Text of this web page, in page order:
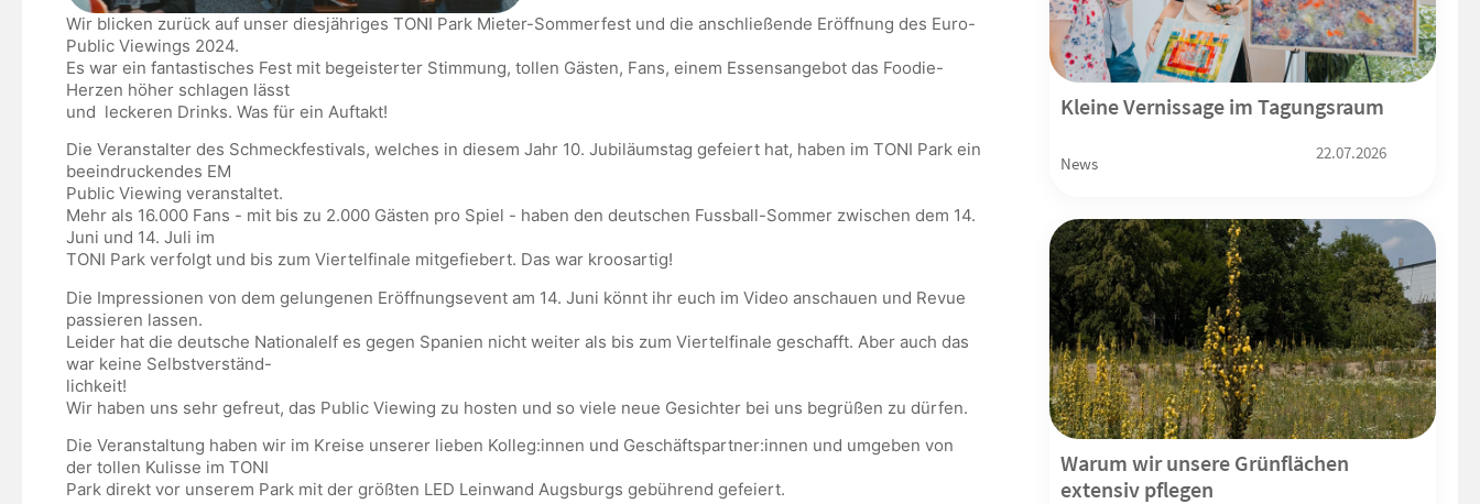
Wir blicken zurück auf unser diesjähriges TONI Park Mieter-Sommerfest und die anschließende Eröffnung des Euro-
Public Viewings 2024.
Es war ein fantastisches Fest mit begeisterter Stimmung, tollen Gästen, Fans, einem Essensangebot das Foodie-
Herzen höher schlagen lässt
und leckeren Drinks. Was für ein Auftakt!
Die Veranstalter des Schmeckfestivals, welches in diesem Jahr 10. Jubiläumstag gefeiert hat, haben im TONI Park ein
beeindruckendes EM
Public Viewing veranstaltet.
Mehr als 16.000 Fans - mit bis zu 2.000 Gästen pro Spiel - haben den deutschen Fussball-Sommer zwischen dem 14.
Juni und 14. Juli im
TONI Park verfolgt und bis zum Viertelfinale mitgefiebert. Das war kroosartig!
Die Impressionen von dem gelungenen Eröffnungsevent am 14. Juni könnt ihr euch im Video anschauen und Revue
passieren lassen.
Leider hat die deutsche Nationalelf es gegen Spanien nicht weiter als bis zum Viertelfinale geschafft. Aber auch das
war keine Selbstverständ-
lichkeit!
Wir haben uns sehr gefreut, das Public Viewing zu hosten und so viele neue Gesichter bei uns begrüßen zu dürfen.
Die Veranstaltung haben wir im Kreise unserer lieben Kolleg:innen und Geschäftspartner:innen und umgeben von
der tollen Kulisse im TONI
Park direkt vor unserem Park mit der größten LED Leinwand Augsburgs gebührend gefeiert.
Kleine Vernissage im Tagungsraum
News
22.07.2026
Warum wir unsere Grünflächen
extensiv pflegen